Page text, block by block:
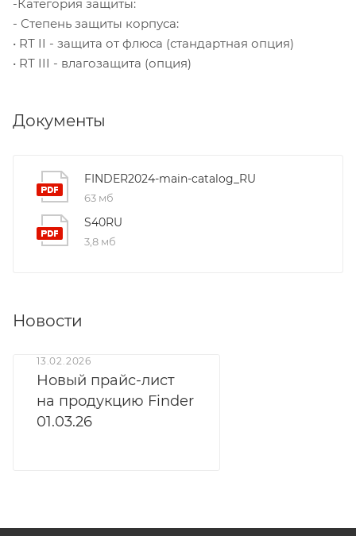
-Категория защиты:
- Степень защиты корпуса:
• RТ II - защита от флюса (стандартная опция)
• RТ III - влагозащита (опция)
Документы
FINDER2024-main-catalog_RU
63 мб
S40RU
3,8 мб
Новости
13.02.2026
Новый прайс-лист
на продукцию Finder
01.03.26